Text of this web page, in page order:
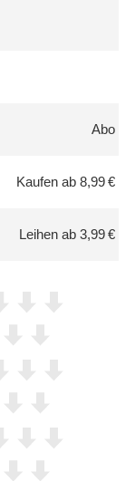
Abo
Kaufen ab 8,99 €
Leihen ab 3,99 €